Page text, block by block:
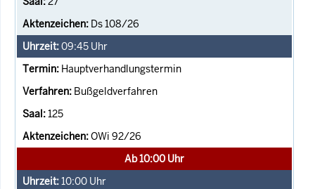
Ds 108/26
09:45 Uhr
Hauptverhandlungstermin
Bußgeldverfahren
125
OWi 92/26
Ab 10:00 Uhr
10:00 Uhr